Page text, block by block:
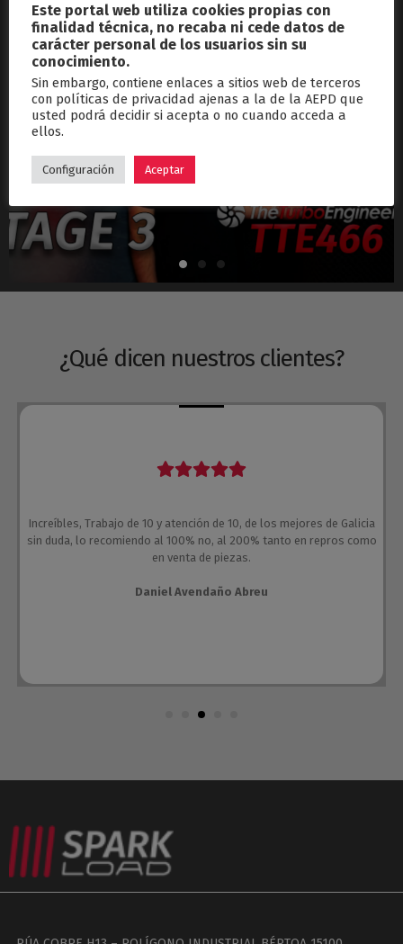
septiembre 26, 2024
Hyundai i30N Stage 3 – Turbo TTE466
¿Qué dicen nuestros clientes?
Increíbles, Trabajo de 10 y atención de 10, de los mejores de Galicia
sin duda, lo recomiendo al 100% no, al 200% tanto en repros como
en venta de piezas.
Daniel Avendaño Abreu
Este portal web utiliza cookies propias con
finalidad técnica, no recaba ni cede datos de
carácter personal de los usuarios sin su
conocimiento.
Sin embargo, contiene enlaces a sitios web de terceros
con políticas de privacidad ajenas a la de la AEPD que
usted podrá decidir si acepta o no cuando acceda a
ellos.
Configuración Aceptar